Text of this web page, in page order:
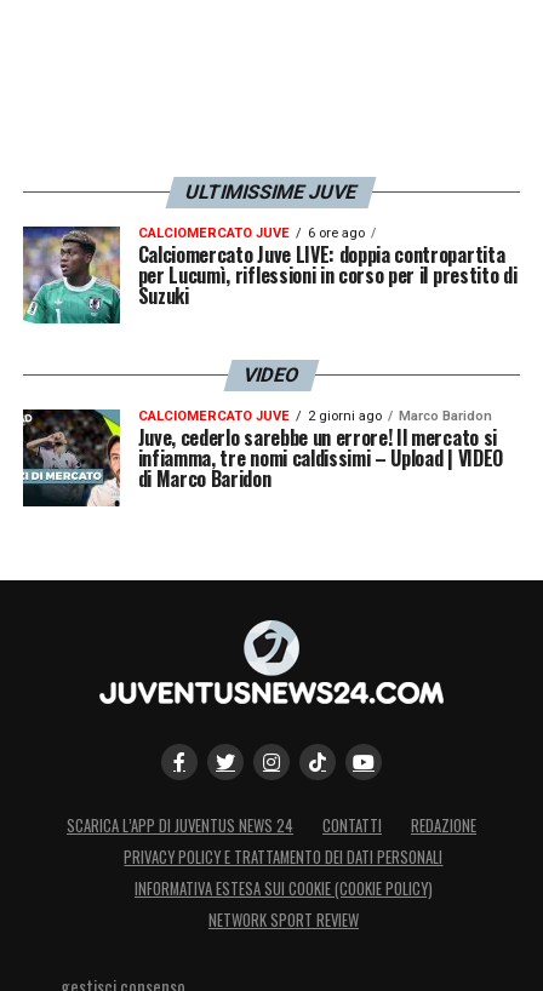
ULTIMISSIME JUVE
CALCIOMERCATO JUVE 6 ore ago
Calciomercato Juve LIVE: doppia contropartita
per Lucumì, riflessioni in corso per il prestito di
Suzuki
VIDEO
CALCIOMERCATO JUVE 2 giorni ago Marco Baridon
Juve, cederlo sarebbe un errore! Il mercato si
infiamma, tre nomi caldissimi – Upload | VIDEO
di Marco Baridon
SCARICA L’APP DI JUVENTUS NEWS 24 CONTATTI
REDAZIONE
PRIVACY POLICY E TRATTAMENTO DEI DATI PERSONALI
INFORMATIVA ESTESA SUI COOKIE (COOKIE POLICY)
NETWORK SPORT REVIEW